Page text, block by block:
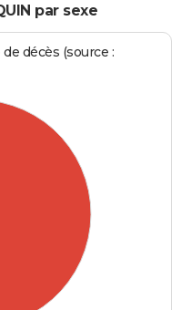
par sexe
décès (source :